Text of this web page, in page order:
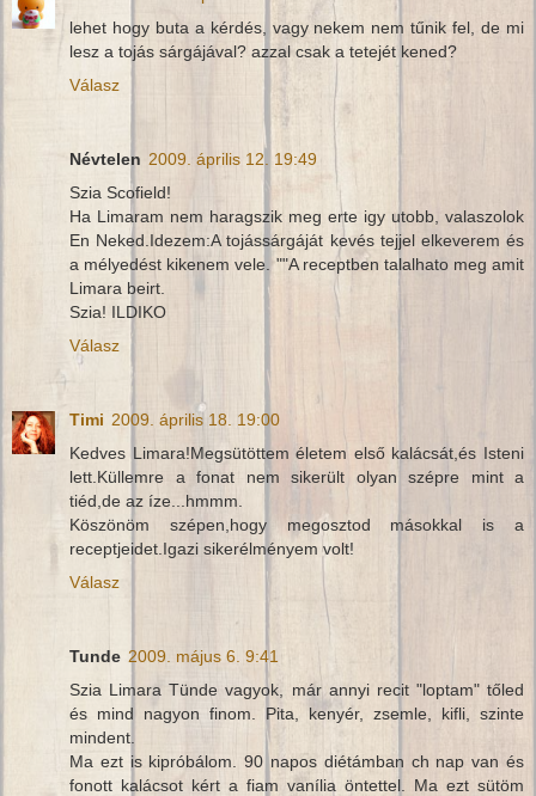
lehet hogy buta a kérdés, vagy nekem nem tűnik fel, de mi
lesz a tojás sárgájával? azzal csak a tetejét kened?
Válasz
Névtelen 2009. április 12. 19:49
Szia Scofield!
Ha Limaram nem haragszik meg erte igy utobb, valaszolok
En Neked.Idezem:A tojássárgáját kevés tejjel elkeverem és
a mélyedést kikenem vele. ""A receptben talalhato meg amit
Limara beirt.
Szia! ILDIKO
Válasz
Timi 2009. április 18. 19:00
Kedves Limara!Megsütöttem életem első kalácsát,és Isteni
lett.Küllemre a fonat nem sikerült olyan szépre mint a
tiéd,de az íze...hmmm.
Köszönöm szépen,hogy megosztod másokkal is a
receptjeidet.Igazi sikerélményem volt!
Válasz
Tunde 2009. május 6. 9:41
Szia Limara Tünde vagyok, már annyi recit "loptam" tőled
és mind nagyon finom. Pita, kenyér, zsemle, kifli, szinte
mindent.
Ma ezt is kipróbálom. 90 napos diétámban ch nap van és
fonott kalácsot kért a fiam vanília öntettel. Ma ezt sütöm